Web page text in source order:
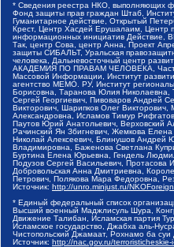
* Сведения реестра НКО, выполняющих
Фонд защиты прав граждан Штаб,
Гуманитарное действие, Открытый
Крест, Центр Хасдей Ерушалаим, Центр
информационных инициатив Действие,
Так, центр Сова, центр Анна, Проект
защиты СИБАЛЬТ, Уральская
человека, Дальневосточный центр
АКАДЕМИЯ ПО ПРАВАМ ЧЕЛОВЕКА,
Массовой Информации, Институт
агентство МЕМО. РУ, Институт
Борисовна, Таранова Юлия Николаевна,
Сергей Георгиевич, Пивоваров Андрей
Викторович, Шарипков Олег
Александровна, Исламов Тимур
Паутов Юрий Анатольевич, Верховский
Рачинский Ян Збигневич, Жемкова
Николай Алексеевич, Блинушов Андрей
Владимировна, Баженова Светлана
Буртина Елена Юрьевна, Гендель
Подузов Сергей Васильевич,
Добровольская Анна Дмитриевна,
Петрович, Полякова Мара Федоровна,
Источник: http://unro.minjust.ru/
* Единый федеральный список
Высший военный Маджлисуль Шура,
Движение Талибан, Исламская партия
Исламское государство, Джабха аль-
Чистопольский Джамаат, Рохнамо ба
Источник: http://nac.gov.ru/terroristicheskie-